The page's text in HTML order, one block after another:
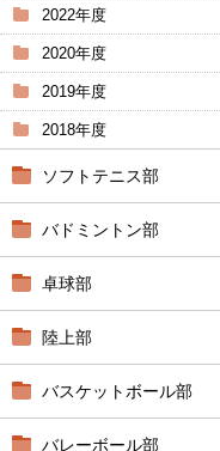
2022年度
2020年度
2019年度
2018年度
ソフトテニス部
バドミントン部
卓球部
陸上部
バスケットボール部
バレーボール部